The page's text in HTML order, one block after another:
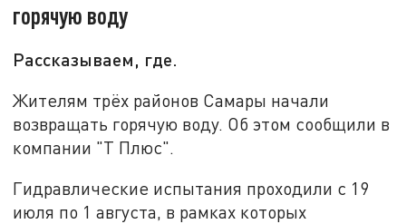
горячую воду
Рассказываем, где.
Жителям трёх районов Самары начали
возвращать горячую воду. Об этом сообщили в
компании "Т Плюс".
Гидравлические испытания проходили с 19
июля по 1 августа, в рамках которых